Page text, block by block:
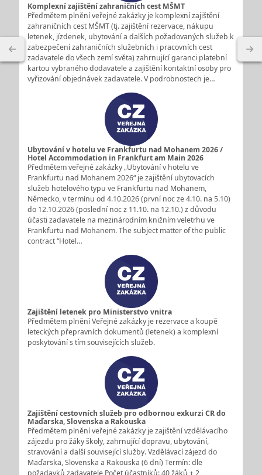
Komplexní zajištění zahraničních cest MŠMT
Předmětem plnění veřejné zakázky je komplexní zajištění
zahraničních cest MŠMT (tj. zajištění rezervace, nákupu
letenek, jízdenek, ubytování a dalších požadovaných služeb k
zabezpečení zahraničních služebních i pracovních cest
zadavatele do všech zemí světa) zahrnující garanci platební
kartou vybraného dodavatele a zajištění kontaktní osoby pro
vyřizování objednávek zadavatele. V podrobnostech je…
Ubytování v hotelu ve Frankfurtu nad Mohanem 2026 /
Hotel Accommodation in Frankfurt am Main 2026
Předmětem veřejné zakázky „Ubytování v hotelu ve
Frankfurtu nad Mohanem 2026“ je zajištění ubytovacích
služeb hotelového typu ve Frankfurtu nad Mohanem,
Německo, v termínu od 4.10.2026 (první noc ze 4.10. na 5.10)
do 12.10.2026 (poslední noc z 11.10. na 12.10.) z důvodu
účasti zadavatele na mezinárodním knižním veletrhu ve
Frankfurtu nad Mohanem. The subject matter of the public
contract “Hotel…
Zajištění letenek pro Ministerstvo vnitra
Předmětem plnění Veřejné zakázky je rezervace a koupě
leteckých přepravních dokumentů (letenek) a komplexní
poskytování s tím souvisejících služeb.
Zajištění cestovních služeb pro odbornou exkurzi CR do
Maďarska, Slovenska a Rakouska
Předmětem plnění veřejné zakázky je zajištění vzdělávacího
zájezdu pro žáky školy, zahrnující dopravu, ubytování,
stravování a další související služby. Vzdělávací zájezd do
Maďarska, Slovenska a Rakouska (6 dní) Termín: dle
požadavků zadavatele Počet účastníků: 40 žáků + 2